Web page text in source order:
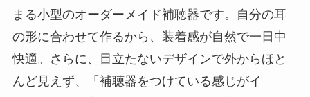
まる小型のオーダーメイド補聴器です。自分の耳
の形に合わせて作るから、装着感が自然で一日中
快適。さらに、目立たないデザインで外からほと
んど見えず、「補聴器をつけている感じがイ